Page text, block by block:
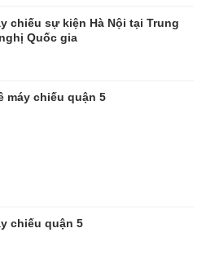
chiếu sự kiện Hà Nội tại Trung
Quốc gia
máy chiếu quận 5
chiếu quận 5